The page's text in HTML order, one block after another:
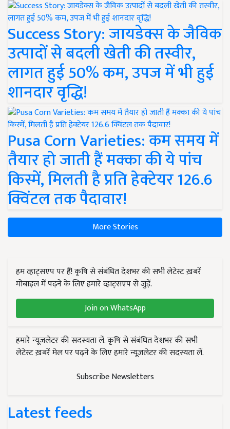
Success Story: जायडेक्स के जैविक
उत्पादों से बदली खेती की तस्वीर,
लागत हुई 50% कम, उपज में भी हुई
शानदार वृद्धि!
Pusa Corn Varieties: कम समय में
तैयार हो जाती हैं मक्का की ये पांच
किस्में, मिलती है प्रति हेक्टेयर 126.6
क्विंटल तक पैदावार!
More Stories
हम व्हाट्सएप पर हैं! कृषि से संबंधित देशभर की सभी लेटेस्ट ख़बरें
मोबाइल में पढ़ने के लिए हमारे व्हाट्सएप से जुड़ें.
Join on WhatsApp
हमारे न्यूज़लेटर की सदस्यता लें. कृषि से संबंधित देशभर की सभी
लेटेस्ट ख़बरें मेल पर पढ़ने के लिए हमारे न्यूज़लेटर की सदस्यता लें.
Subscribe Newsletters
Latest feeds